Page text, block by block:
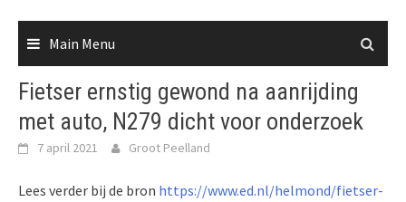
Main Menu
Fietser ernstig gewond na aanrijding
met auto, N279 dicht voor onderzoek
7 april 2021 Groot Peelland
Lees verder bij de bron https://www.ed.nl/helmond/fietser-